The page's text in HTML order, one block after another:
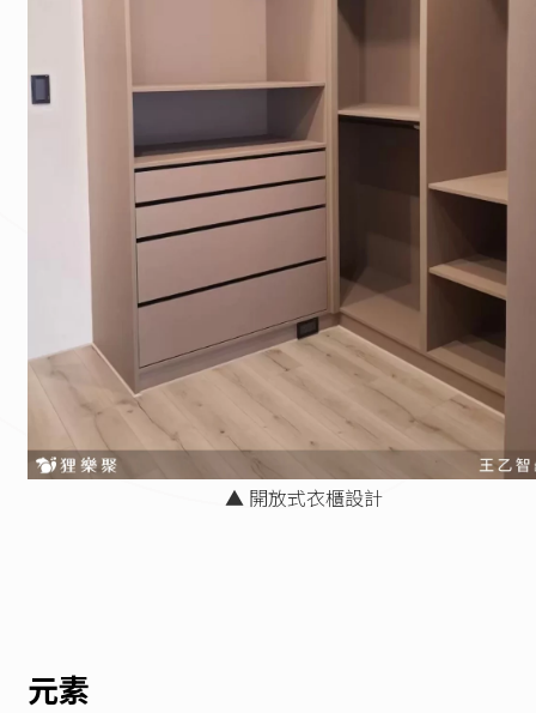
▲ 開放式衣櫃設計
元素